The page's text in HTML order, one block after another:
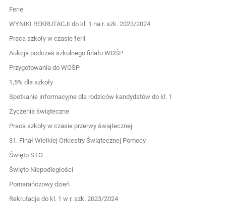
Ferie
WYNIKI REKRUTACJI do kl. 1 na r. szk. 2023/2024
Praca szkoły w czasie ferii
Aukcja podczas szkolnego finału WOŚP
Przygotowania do WOŚP
1,5% dla szkoły
Spotkanie informacyjne dla rodziców kandydatów do kl. 1
Życzenia świąteczne
Praca szkoły w czasie przerwy świątecznej
31. Finał Wielkiej Orkiestry Świątecznej Pomocy
Święto STO
Święto Niepodległości
Pomarańczowy dzień
Rekrutacja do kl. 1 w r. szk. 2023/2024